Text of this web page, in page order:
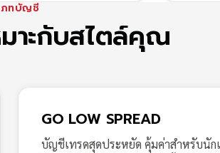
ภทบัญชี
าะกับสไตล์คุณ
GO LOW SPREAD
บัญชีเทรดสุดประหยัด คุ้มค่าสำหรับนัก